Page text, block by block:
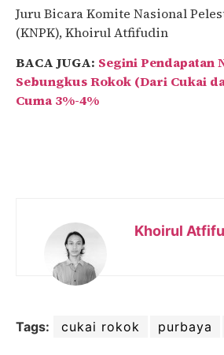
Juru Bicara Komite Nasional
(KNPK), Khoirul Atfifudin
BACA JUGA: Segini Pendapatan
Sebungkus Rokok (Dari Cukai
Cuma 3%-4%
Khoirul
Tags: cukai rokok purbaya